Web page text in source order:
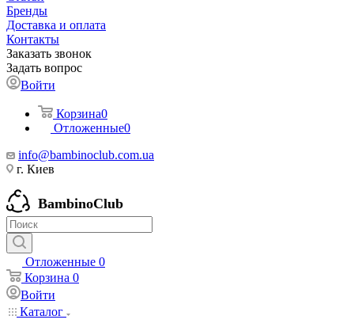
Бренды
Доставка и оплата
Контакты
Заказать звонок
Задать вопрос
Войти
Корзина0
Отложенные0
info@bambinoclub.com.ua
г. Киев
BambinoClub
Отложенные 0
Корзина 0
Войти
Каталог